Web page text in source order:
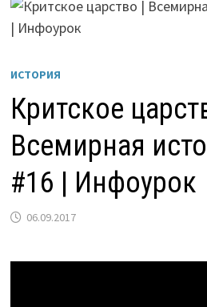
ИСТОРИЯ
Критское
Всемирная
#16 | Инфоурок
06.09.2017